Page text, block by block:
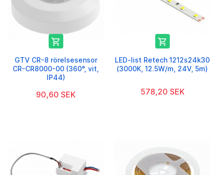

GTV CR-8 rörelsesensor
CR-CR8000-00 (360°, vit,
IP44)
90,60 SEK

LED-list Retech 1212s24k30
(3000K, 12.5W/m, 24V, 5m)
578,20 SEK